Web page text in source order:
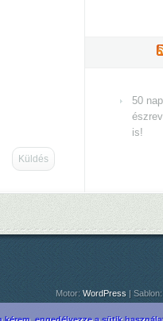
50
is!
Motor: WordPress | Sablon: